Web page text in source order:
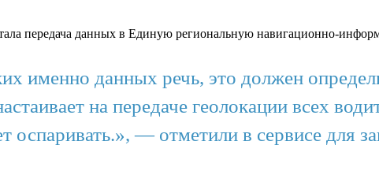
передача данных в Единую региональную навигационно-
именно данных речь, это должен
на передаче геолокации всех
оспаривать.», — отметили в сервисе для